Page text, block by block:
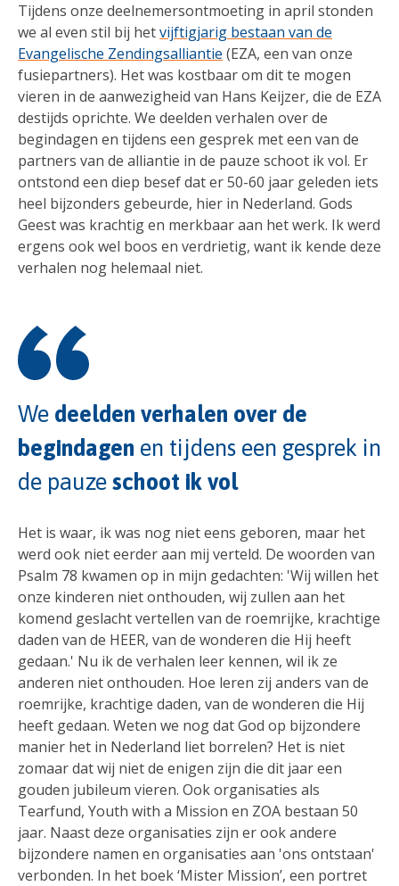
Tijdens onze deelnemersontmoeting in april stonden
we al even stil bij hetvijftigjarig bestaan van de
Evangelische Zendingsalliantie (EZA, een van onze
fusiepartners). Het was kostbaar om dit te mogen
vieren in de aanwezigheid van Hans Keijzer, die de EZA
destijds oprichte. We deelden verhalen over de
begindagen en tijdens een gesprek met een van de
partners van de alliantie in de pauze schoot ik vol. Er
ontstond een diep besef dat er 50-60 jaar geleden iets
heel bijzonders gebeurde, hier in Nederland. Gods
Geest was krachtig en merkbaar aan het werk. Ik werd
ergens ook wel boos en verdrietig, want ik kende deze
verhalen nog helemaal niet.
We deelden verhalen over de
begindagen en tijdens een gesprek in
de pauze schoot ik vol
Het is waar, ik was nog niet eens geboren, maar het
werd ook niet eerder aan mij verteld. De woorden van
Psalm 78 kwamen op in mijn gedachten: 'Wij willen het
onze kinderen niet onthouden, wij zullen aan het
komend geslacht vertellen van de roemrijke, krachtige
daden van de HEER, van de wonderen die Hij heeft
gedaan.' Nu ik de verhalen leer kennen, wil ik ze
anderen niet onthouden. Hoe leren zij anders van de
roemrijke, krachtige daden, van de wonderen die Hij
heeft gedaan. Weten we nog dat God op bijzondere
manier het in Nederland liet borrelen? Het is niet
zomaar dat wij niet de enigen zijn die dit jaar een
gouden jubileum vieren. Ook organisaties als
Tearfund, Youth with a Mission en ZOA bestaan 50
jaar. Naast deze organisaties zijn er ook andere
bijzondere namen en organisaties aan 'ons ontstaan'
verbonden. In het boek ‘Mister Mission’, een portret